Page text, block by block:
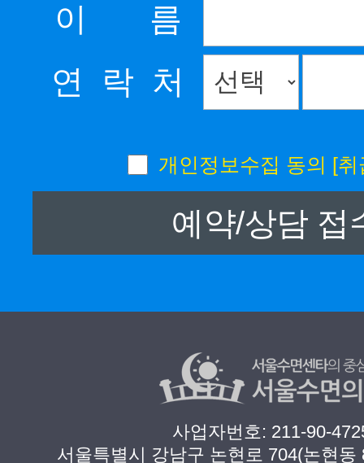
이 름
연 락 처
개인정보수집 동의 [취
사업자번호: 211-90-
서울특별시 강남구 논현로 704(논현동